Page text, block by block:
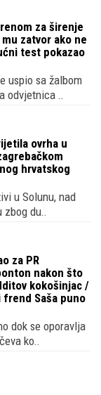
za širenje
zatvor ako ne
test pokazao
uspio sa žalbom
odvjetnica ..
ovrha u
hrvatskog
u Solunu, nad
zbog du..
za PR
nakon što
kokošinjac /
Saša puno
dok se oporavlja
ko..